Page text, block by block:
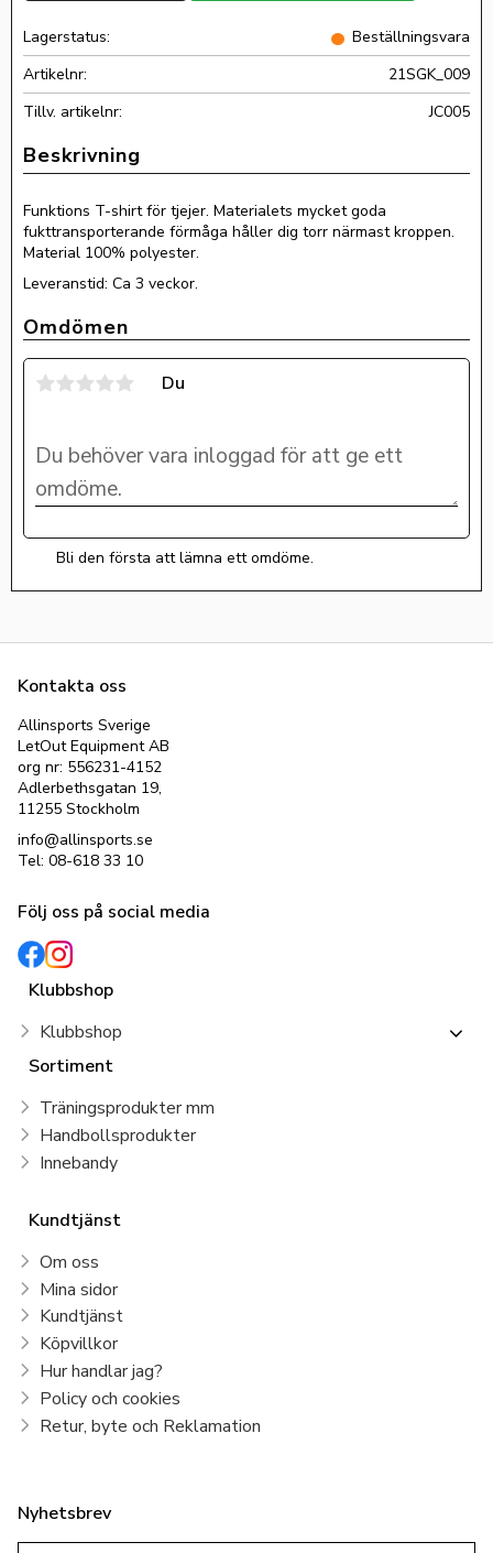
Lagerstatus
Beställningsvara
Artikelnr
21SGK_009
Tillv. artikelnr
JC005
Funktions T-shirt för tjejer. Materialets mycket goda
fukttransporterande förmåga håller dig torr närmast kroppen.
Material 100% polyester.
Leveranstid: Ca 3 veckor.
Omdömen
Du
Bli den första att lämna ett omdöme.
Kontakta oss
Allinsports Sverige
LetOut Equipment AB
org nr: 556231-4152
Adlerbethsgatan 19,
11255 Stockholm
info@allinsports.se
Tel: 08-618 33 10
Följ oss på social media
Klubbshop
Klubbshop
Sortiment
Träningsprodukter mm
Handbollsprodukter
Innebandy
Kundtjänst
Om oss
Mina sidor
Kundtjänst
Köpvillkor
Hur handlar jag?
Policy och cookies
Retur, byte och Reklamation
Nyhetsbrev